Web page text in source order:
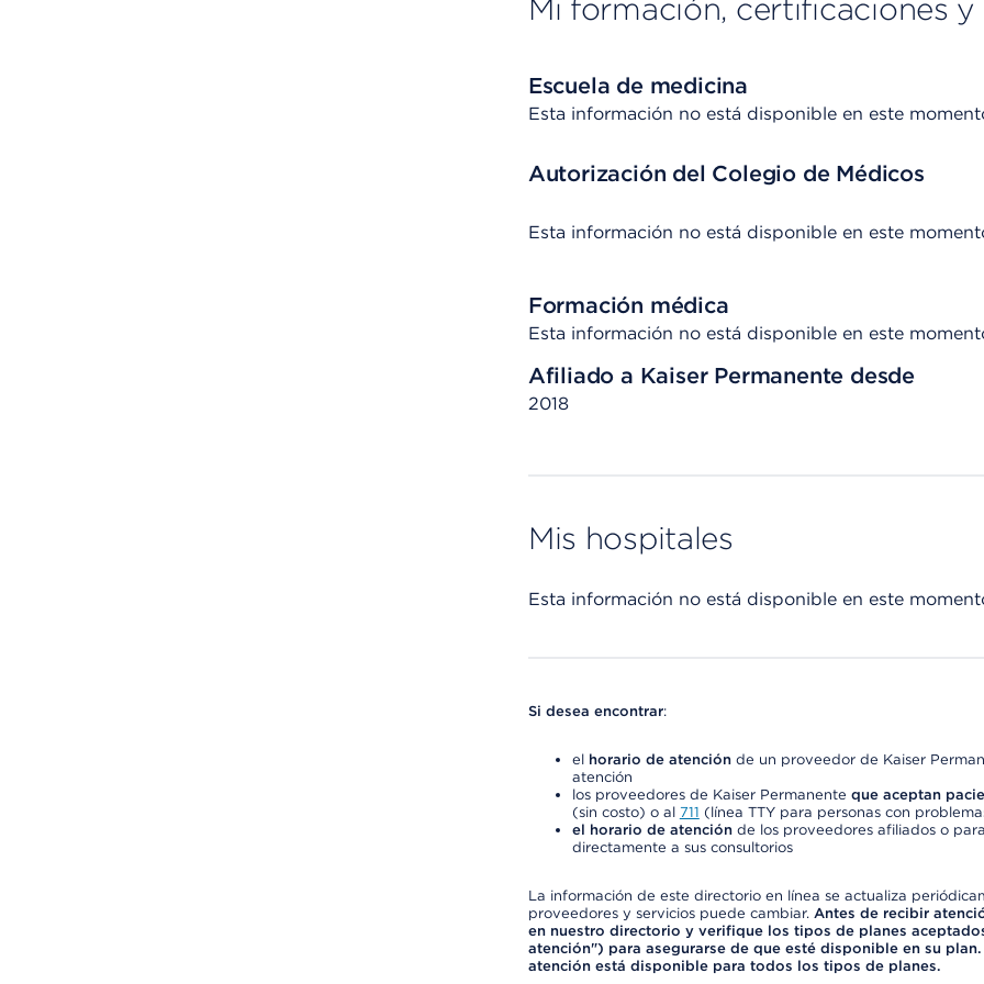
Mi formación, certificaciones y
Escuela de medicina
Esta información no está disponible en este
Autorización del Colegio de Médicos
Esta información no está disponible en este
Formación médica
Esta información no está disponible en este
Afiliado a Kaiser Permanente desde
2018
Mis hospitales
Esta información no está disponible en este
Si desea encontrar:
el horario de atenciónde un proveedor de Kaiser
atención
los proveedores de Kaiser Permanente que aceptan
(sin costo) o al 711 (línea TTY para personas con
el horario de atenciónde los proveedores afiliados o
directamente a sus consultorios
La información de este directorio en línea se actualiza
proveedores y servicios puede cambiar. Antes de recibir
en nuestro directorio y verifique los tipos de planes
atención") para asegurarse de que esté disponible en su
atención está disponible para todos los tipos de planes.